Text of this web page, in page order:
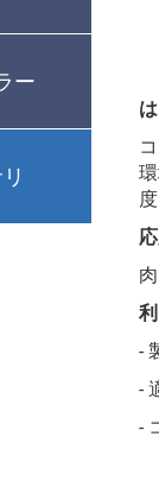
ー
-
-
-